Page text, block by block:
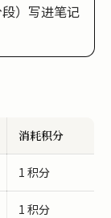
）写进笔记
消耗积分
1 积分
1 积分